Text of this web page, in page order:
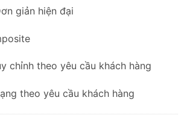
giản hiện đại
chỉnh theo yêu cầu khách hàng
theo yêu cầu khách hàng